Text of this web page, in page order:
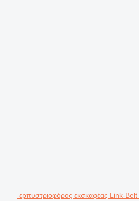
ερπυστριοφόρος εκσκαφέας Link-